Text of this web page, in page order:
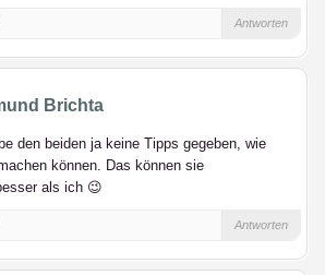
Antworten
Brichta
den beiden ja keine Tipps gegeben, wie
können. Das können sie
als ich 😉
Antworten